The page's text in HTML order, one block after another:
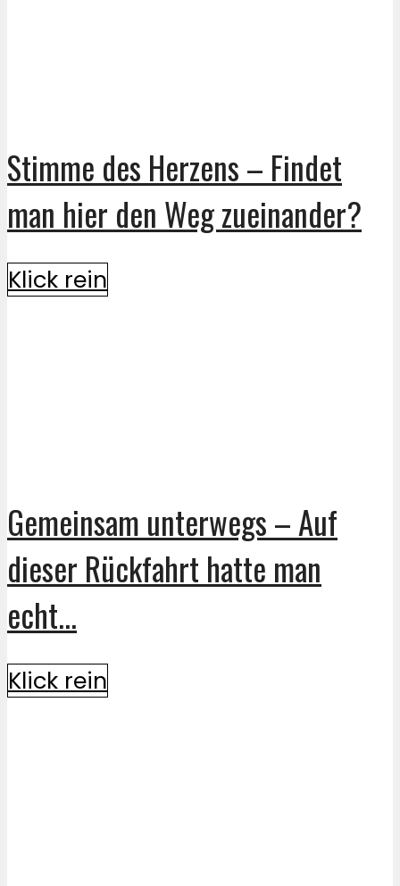
Stimme des Herzens – Findet
man hier den Weg zueinander?
Klick rein
Gemeinsam unterwegs – Auf
dieser Rückfahrt hatte man
echt...
Klick rein